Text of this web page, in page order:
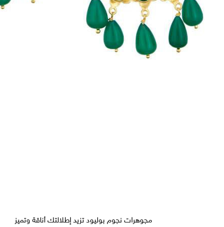
مجوهرات نجوم بوليود تزيد إطلالتك أناقة وتميز